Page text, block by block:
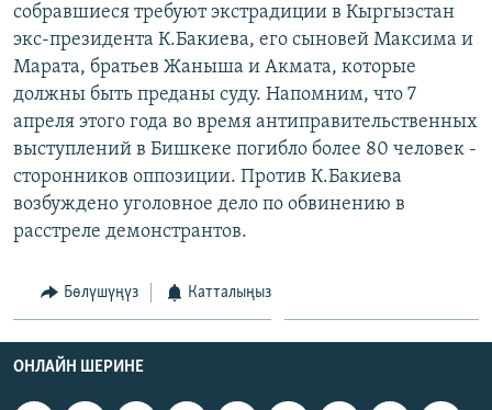
ЫҢГАЙСЫЗ СУРООЛОР
ЭЕ/АРнун бардык сайттары
собравшиеся требуют экстрадиции в Кыргызстан
экс-президента К.Бакиева, его сыновей Максима и
Марата, братьев Жаныша и Акмата, которые
должны быть преданы суду. Напомним, что 7
апреля этого года во время антиправительственных
выступлений в Бишкеке погибло более 80 человек -
сторонников оппозиции. Против К.Бакиева
возбуждено уголовное дело по обвинению в
расстреле демонстрантов.
Бөлүшүңүз Катталыңыз
ОНЛАЙН ШЕРИНЕ